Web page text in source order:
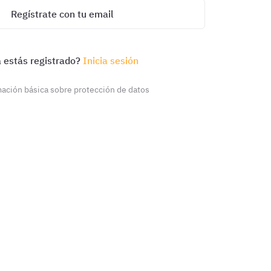
Regístrate con tu email
estás registrado? Inicia sesión
básica sobre protección de datos